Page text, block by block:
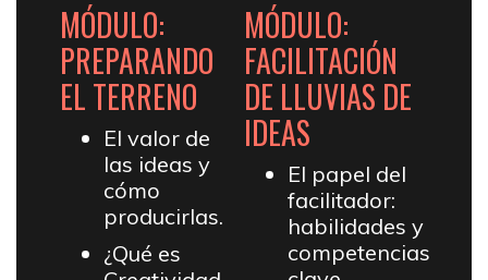
MÓDULO:
PREPARANDO
EL TERRENO
El valor de
las ideas y
cómo
producirlas.
¿Qué es
MÓDULO:
FACILITACIÓN
DE LLUVIAS DE
IDEAS
El papel del
facilitador:
habilidades y
competencias